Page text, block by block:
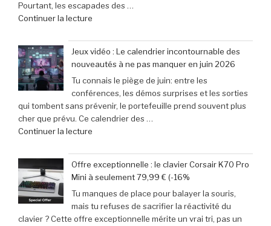
rendez-
des
passionnés
de
jeux
vidéo
en
Afrique »
Pourtant, les escapades des …
Continuer la lecture
31
mai
2026
:
29
escapades
incontournables
votre
week-
end »
Jeux vidéo : Le calendrier incontournable des
nouveautés à ne pas manquer en juin 2026
Tu connais le piège de juin: entre les
conférences, les démos surprises et les sorties
qui tombent sans prévenir, le portefeuille prend souvent plus
cher que prévu. Ce calendrier des …
Continuer la lecture
vidéo
:
Le
calendrier
incontournable
des
Offre exceptionnelle : le clavier Corsair K70 Pro
Mini à seulement 79,99 € (-16%
Tu manques de place pour balayer la souris,
mais tu refuses de sacrifier la réactivité du
clavier ? Cette offre exceptionnelle mérite un vrai tri, pas un